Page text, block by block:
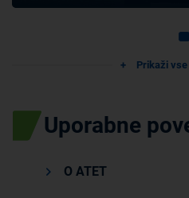
Prikaži
Uporabne
O ATET